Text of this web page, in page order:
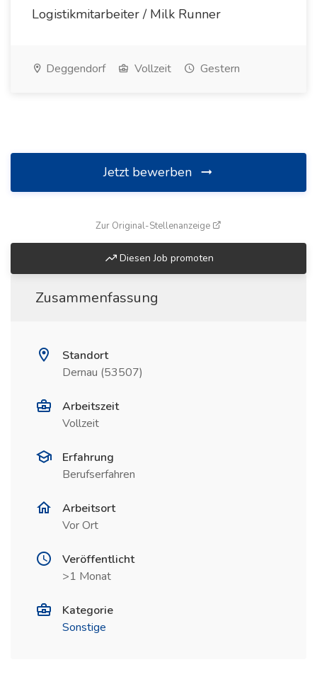
Logistikmitarbeiter / Milk Runner
Deggendorf Vollzeit Gestern
Jetzt bewerben
Zur Original-Stellenanzeige
Diesen Job promoten
Zusammenfassung
Standort
Dernau (53507)
Arbeitszeit
Vollzeit
Erfahrung
Berufserfahren
Arbeitsort
Vor Ort
Veröffentlicht
>1 Monat
Kategorie
Sonstige